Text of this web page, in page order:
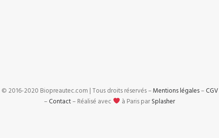
© 2016-2020 Biopreautec.com | Tous droits réservés –Mentions légales–CGV
–Contact– Réalisé avec à Paris parSplasher